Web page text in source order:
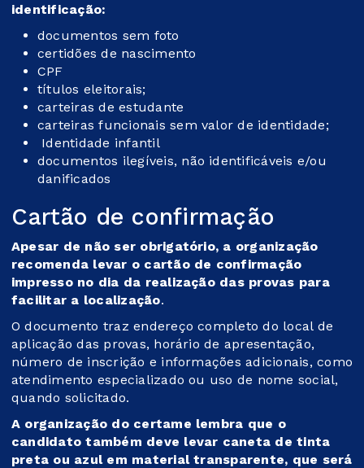
identificação:
documentos sem foto
certidões de nascimento
CPF
títulos eleitorais;
carteiras de estudante
carteiras funcionais sem valor de identidade;
Identidade infantil
documentos ilegíveis, não identificáveis e/ou
danificados
Cartão de confirmação
Apesar de não ser obrigatório, a organização
recomenda levar o cartão de confirmação
impresso no dia da realização das provas para
facilitar a localização.
O documento traz endereço completo do local de
aplicação das provas, horário de apresentação,
número de inscrição e informações adicionais, como
atendimento especializado ou uso de nome social,
quando solicitado.
A organização do certame lembra que o
candidato também deve levar caneta de tinta
preta ou azul em material transparente, que será